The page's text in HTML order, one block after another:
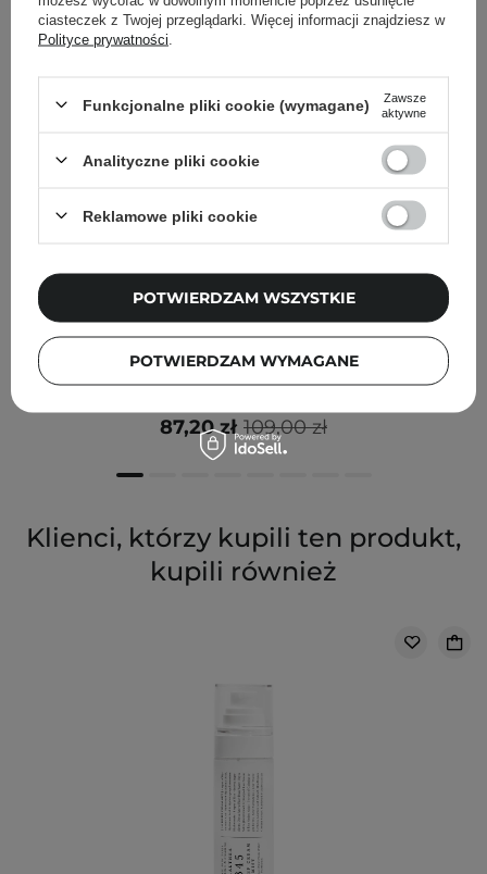
PROMOCJA
Timeless - Skin Care - Matrixyl 3000 Serum- Serum
Peptydowe - 30ml
109,00 zł
87,20 zł
Klienci, którzy kupili ten produkt,
kupili również
ciasteczek z Twojej przeglądarki. Więcej informacji znajdziesz w
Polityce prywatności
Funkcjonalne pliki cookie (wymagane)
Zawsze
aktywne
Analityczne pliki cookie
Reklamowe pliki cookie
POTWIERDZAM WYMAGANE
POTWIERDZAM WSZYSTKIE